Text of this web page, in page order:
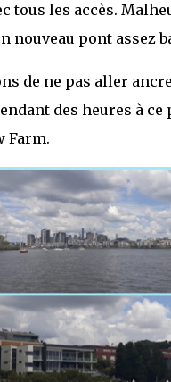
tous les accès.
nouveau pont assez
de ne pas aller
des heures à
Farm.